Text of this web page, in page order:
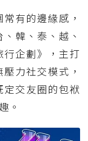
有的邊緣感，
韓、泰、越、
企劃》，主打
力社交模式，
交友圈的包袱
。